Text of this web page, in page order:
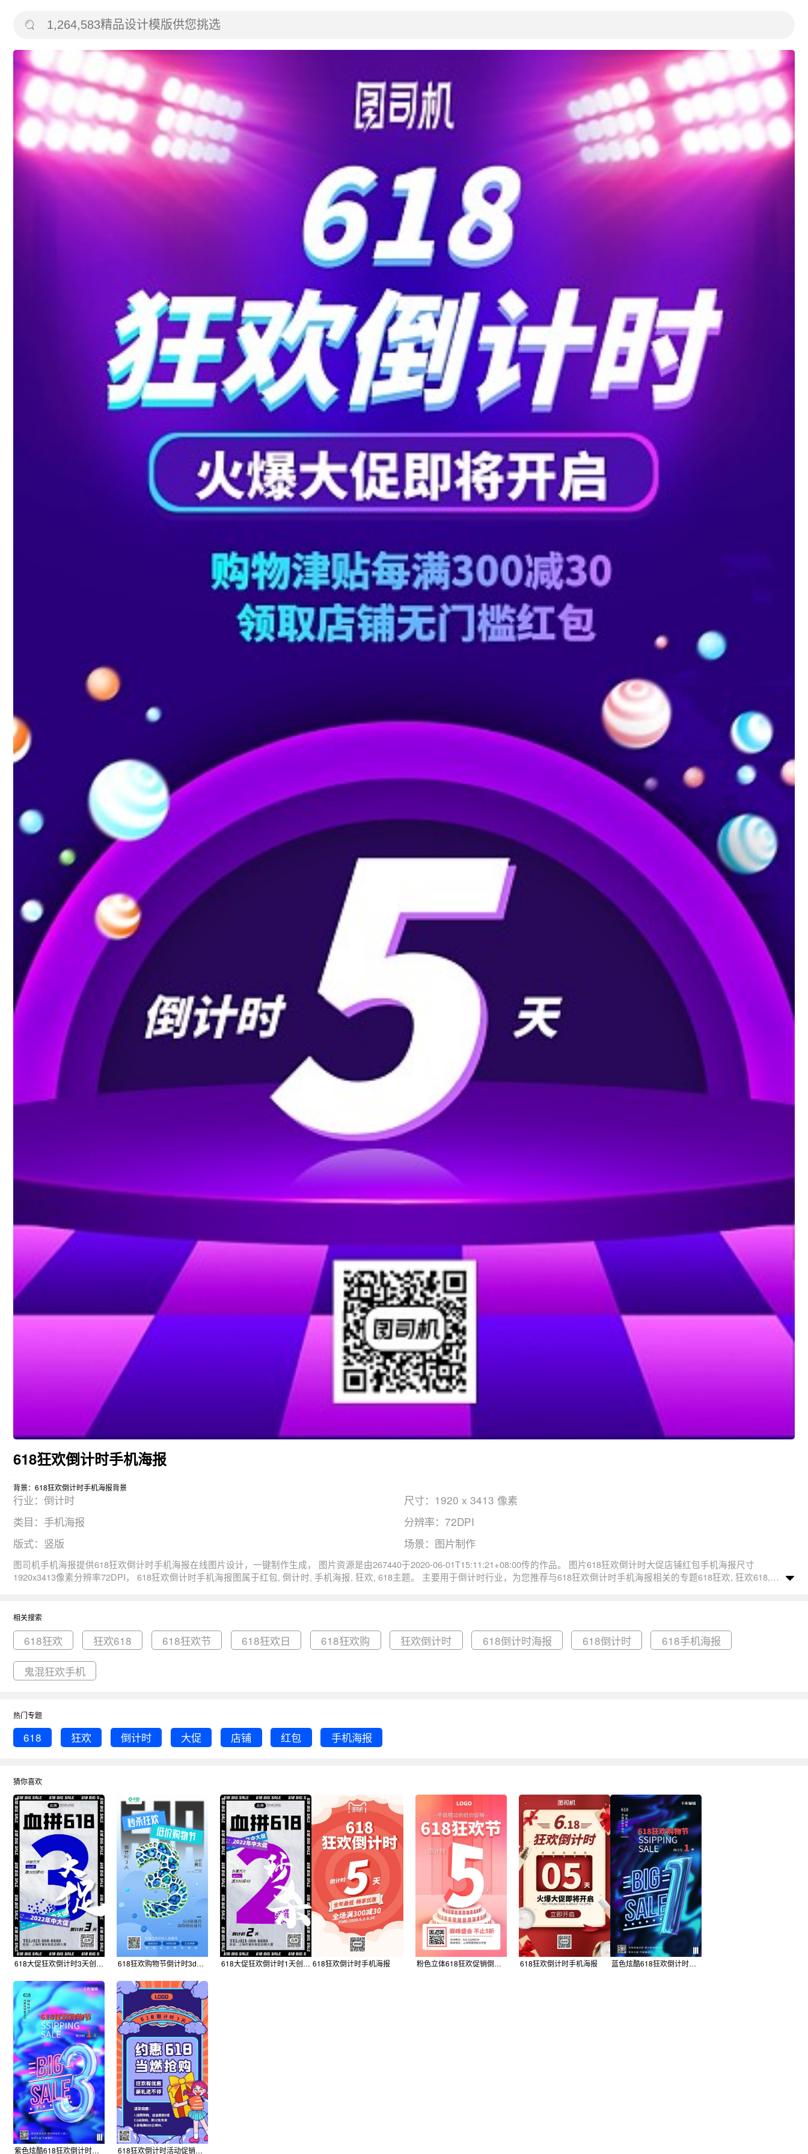
618狂欢倒计时手机海报
背景：618狂欢倒计时手机海报背景
行业：倒计时
尺寸：1920 x 3413 像素
类目：手机海报
分辨率：72DPI
版式：竖版
场景：图片制作
图司机手机海报提供618狂欢倒计时手机海报在线图片设计，一键制作生成， 图片资源是由267440于2020-06-01T15:11:21+08:00传的作品。 图片618狂欢倒计时大促店铺红包手机海报尺寸
1920x3413像素分辨率72DPI， 618狂欢倒计时手机海报图属于红包, 倒计时, 手机海报, 狂欢, 618主题。 主要用于倒计时行业，为您推荐与618狂欢倒计时手机海报相关的专题618狂欢, 狂欢618,
相关搜索
618狂欢 狂欢618 618狂欢节 618狂欢日 618狂欢购 狂欢倒计时 618倒计时海报 618倒计时 618手机海报
鬼混狂欢手机
热门专题
618 狂欢 倒计时 大促 店铺 红包 手机海报
猜你喜欢
618大促狂欢倒计时3天创意手机海报Pro 618狂欢购物节倒计时3d立体手机海报 618大促狂欢倒计时1天创意手机海报Pro 618狂欢倒计时手机海报 粉色立体618狂欢促销倒计时宣传手机海报 618狂欢倒计时手机海报 蓝色炫酷618狂欢倒计时促销手机海报
紫色炫酷618狂欢倒计时促销手机海报 618狂欢倒计时活动促销营销手机海报